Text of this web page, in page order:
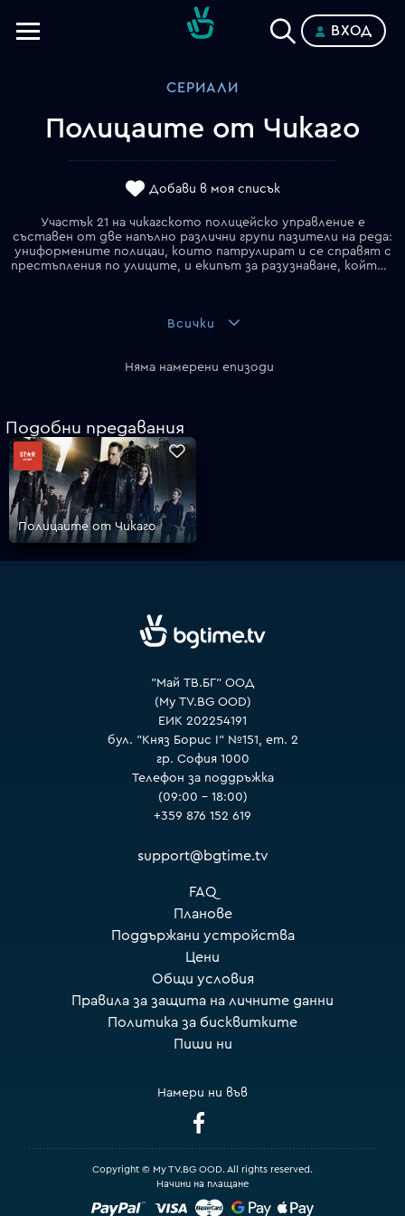
VOYO
ВХОД
СЕРИАЛИ
Полицаите от Чикаго
Добави в моя списък
Участък 21 на чикагското полицейско управление е
съставен от две напълно различни групи пазители на реда:
униформените полицаи, които патрулират и се справят с
престъпления по улиците, и екипът за разузнаване, който се бори с големите престъпления на града като организираната престъпност, трафика на наркотици и високопрофилните убийства. Но и за уличните полицаи, които мечтаят да се издигнат, и за членовете на вече елитния екип, животът на всеки полицай е всекидневно предизвикателство. Начело на екипа за разузнаване е сержант Ханк Войт, който не е против заобикалянето на закона при желанието за постигане на правосъдие. Изискващ и корав, Войт приема в своя отряд само тези, които могат да се справят с напрежението на улицата и тежкия му нрав. Един от избраните е детектив Антонио Доусън (Джон Седа), който въпреки лошото минало с шефа си, има амбицията да оглави екипа за разузнаване. Между двамата възниква противоборство, което ще има изненадващи последици… Ако това означава да се изправя срещу Войт всеки ден, той няма да се откаже.
Всички
Няма намерени епизоди
Подобни предавания
Полицаите от Чикаго
"Май ТВ.БГ" ООД
(My TV.BG OOD)
ЕИК 202254191
бул. "Княз Борис I" №151, ет. 2
гр. София 1000
Телефон за поддръжка
(09:00 – 18:00)
+359 876 152 619
support@bgtime.tv
FAQ
Планове
Поддържани устройства
Цени
Общи условия
Правила за защита на личните данни
Политика за бисквитките
Пиши ни
Намери ни във
Начини на плащане
Copyright © My TV.BG OOD. All rights reserved.